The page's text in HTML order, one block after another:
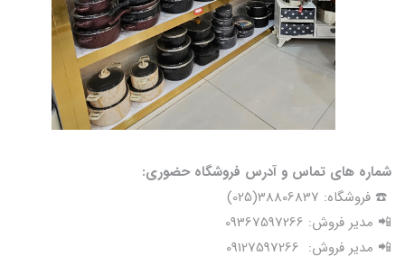
شماره های تماس و آدرس فروشگاه حضوری:
☎️ فروشگاه: 38806837(025)
📲 مدیر فروش: 09367597266
📲 مدیر فروش: 09127597266